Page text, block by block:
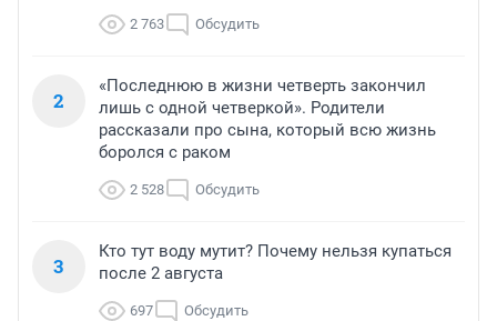
2 763 Обсудить
2
«Последнюю в жизни четверть закончил
лишь с одной четверкой». Родители
рассказали про сына, который всю жизнь
боролся с раком
2 528 Обсудить
3
Кто тут воду мутит? Почему нельзя купаться
после 2 августа
697 Обсудить